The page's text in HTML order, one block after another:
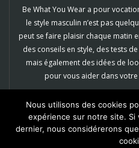
Be What You Wear a pour
le style masculin n’est pas
peut se faire plaisir chaque matin
des conseils en style, des tests
mais également des idées de
pour vous aider dans
Nous utilisons des cookies
expérience sur notre site. Si
dernier, nous considérerons